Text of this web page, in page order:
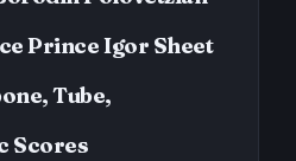
Prince Igor Sheet
Tube,
Scores